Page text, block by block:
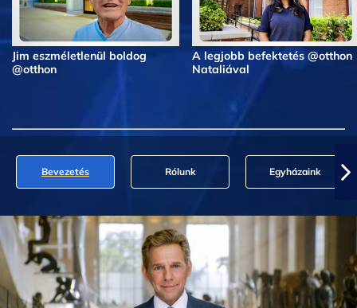
Jim eszméletlenül boldog
@otthon
A legjobb befektetés @otthon
Nataliával
Bevezetés Rólunk Egyházaink